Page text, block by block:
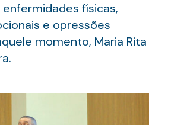
físicas,
e opressões
momento, Maria Rita